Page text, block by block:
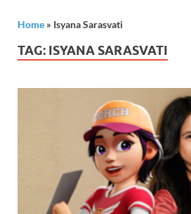
Home » Isyana Sarasvati
TAG: ISYANA SARASVATI